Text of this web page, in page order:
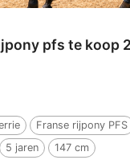
pfs te koop
Franse rijpony PFS
5 jaren 147 cm